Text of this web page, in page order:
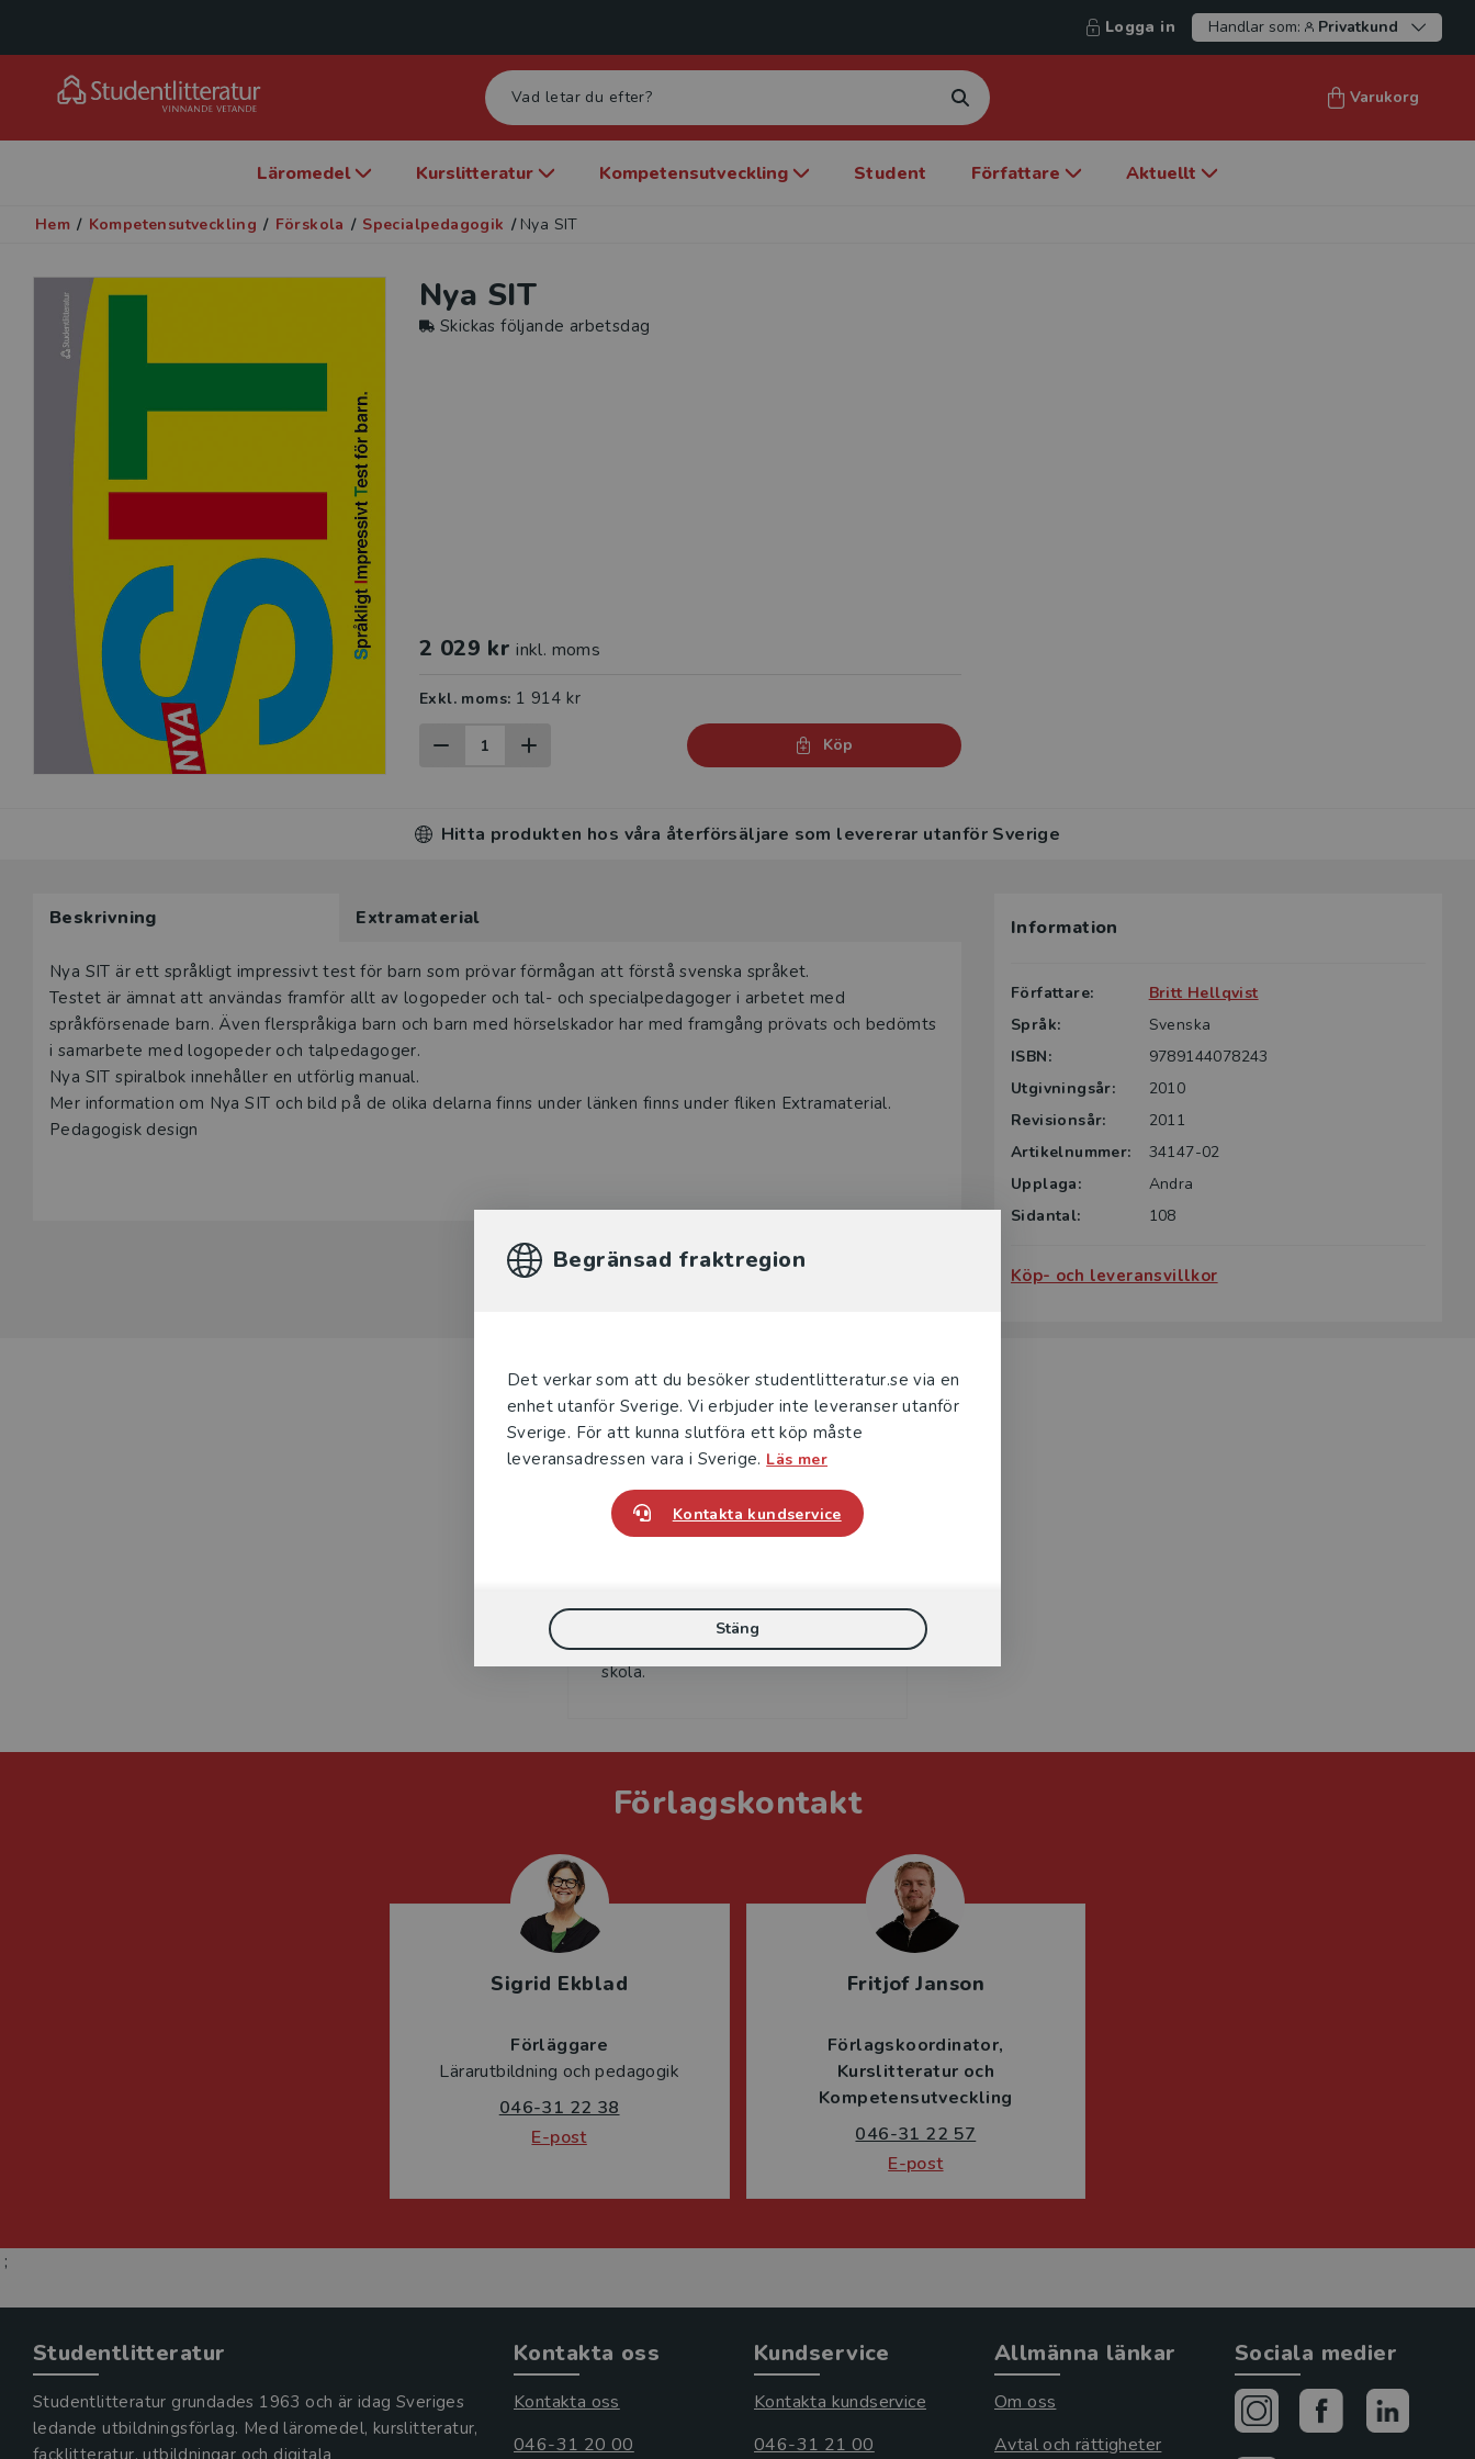
Begränsad fraktregion
Det verkar som att du besöker studentlitteratur.se via en
enhet utanför Sverige. Vi erbjuder inte leveranser utanför
Sverige. För att kunna slutföra ett köp måste
leveransadressen vara i Sverige. Läs mer
Kontakta kundservice
Stäng
Logga in Handlar som: Privatkund
Varukorg
Läromedel Kurslitteratur Kompetensutveckling Student Författare Aktuellt
Hem / Kompetensutveckling / Förskola / Specialpedagogik / Nya SIT
Nya SIT
Skickas följande arbetsdag
2 029 kr inkl. moms
Exkl. moms: 1 914 kr
Köp
Hitta produkten hos våra återförsäljare som levererar utanför Sverige
Beskrivning Extramaterial
Beskrivning
Nya SIT är ett språkligt impressivt test för barn som prövar förmågan att förstå svenska språket.
Testet är ämnat att användas framför allt av logopeder och tal- och specialpedagoger i arbetet med
språkförsenade barn. Även flerspråkiga barn och barn med hörselskador har med framgång prövats och bedömts
i samarbete med logopeder och talpedagoger.
Nya SIT spiralbok innehåller en utförlig manual.
Mer information om Nya SIT och bild på de olika delarna finns under länken finns under fliken Extramaterial.
Information
Författare:
Britt Hellqvist
Språk:
Svenska
ISBN:
9789144078243
Utgivningsår:
2010
Revisionsår:
2011
Artikelnummer:
34147-02
Upplaga:
Andra
Sidantal:
108
Köp- och leveransvillkor
Författare
Britt Hellquist är logoped med
inriktning mot barn i förskola och
skola.
Förlagskontakt
Sigrid Ekblad
Förläggare
Lärarutbildning och pedagogik
046-31 22 38
E-post
Fritjof Janson
Förlagskoordinator
Kurslitteratur och
Kompetensutveckling
046-31 22 57
E-post
;
Studentlitteratur
Studentlitteratur grundades 1963 och är idag Sveriges
ledande utbildningsförlag. Med läromedel, kurslitteratur,
Kontakta oss
Kontakta oss
046-31 20 00
Kundservice
Kontakta kundservice
046-31 21 00
Allmänna länkar
Om oss
Avtal och rättigheter
Sociala medier